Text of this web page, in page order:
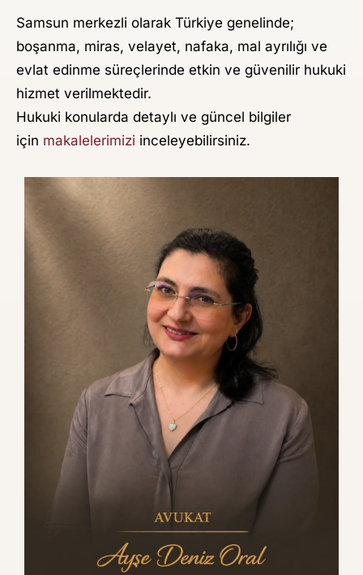
E
D
E
N
İ
O
A
L
Samsun merkezli olarak Türkiye genelinde;
boşanma, miras, velayet, nafaka, mal ayrılığı ve
evlat edinme süreçlerinde etkin ve güvenilir hukuki
hizmet verilmektedir.
Hukuki konularda detaylı ve güncel bilgiler
için makalelerimizi inceleyebilirsiniz.